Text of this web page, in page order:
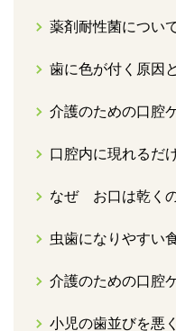
薬剤耐性菌につい
歯に色が付く原因
介護のための口
口腔内に現れるだ
なぜ お口は乾く
虫歯になりやすい
介護のための口腔
小児の歯並びを悪